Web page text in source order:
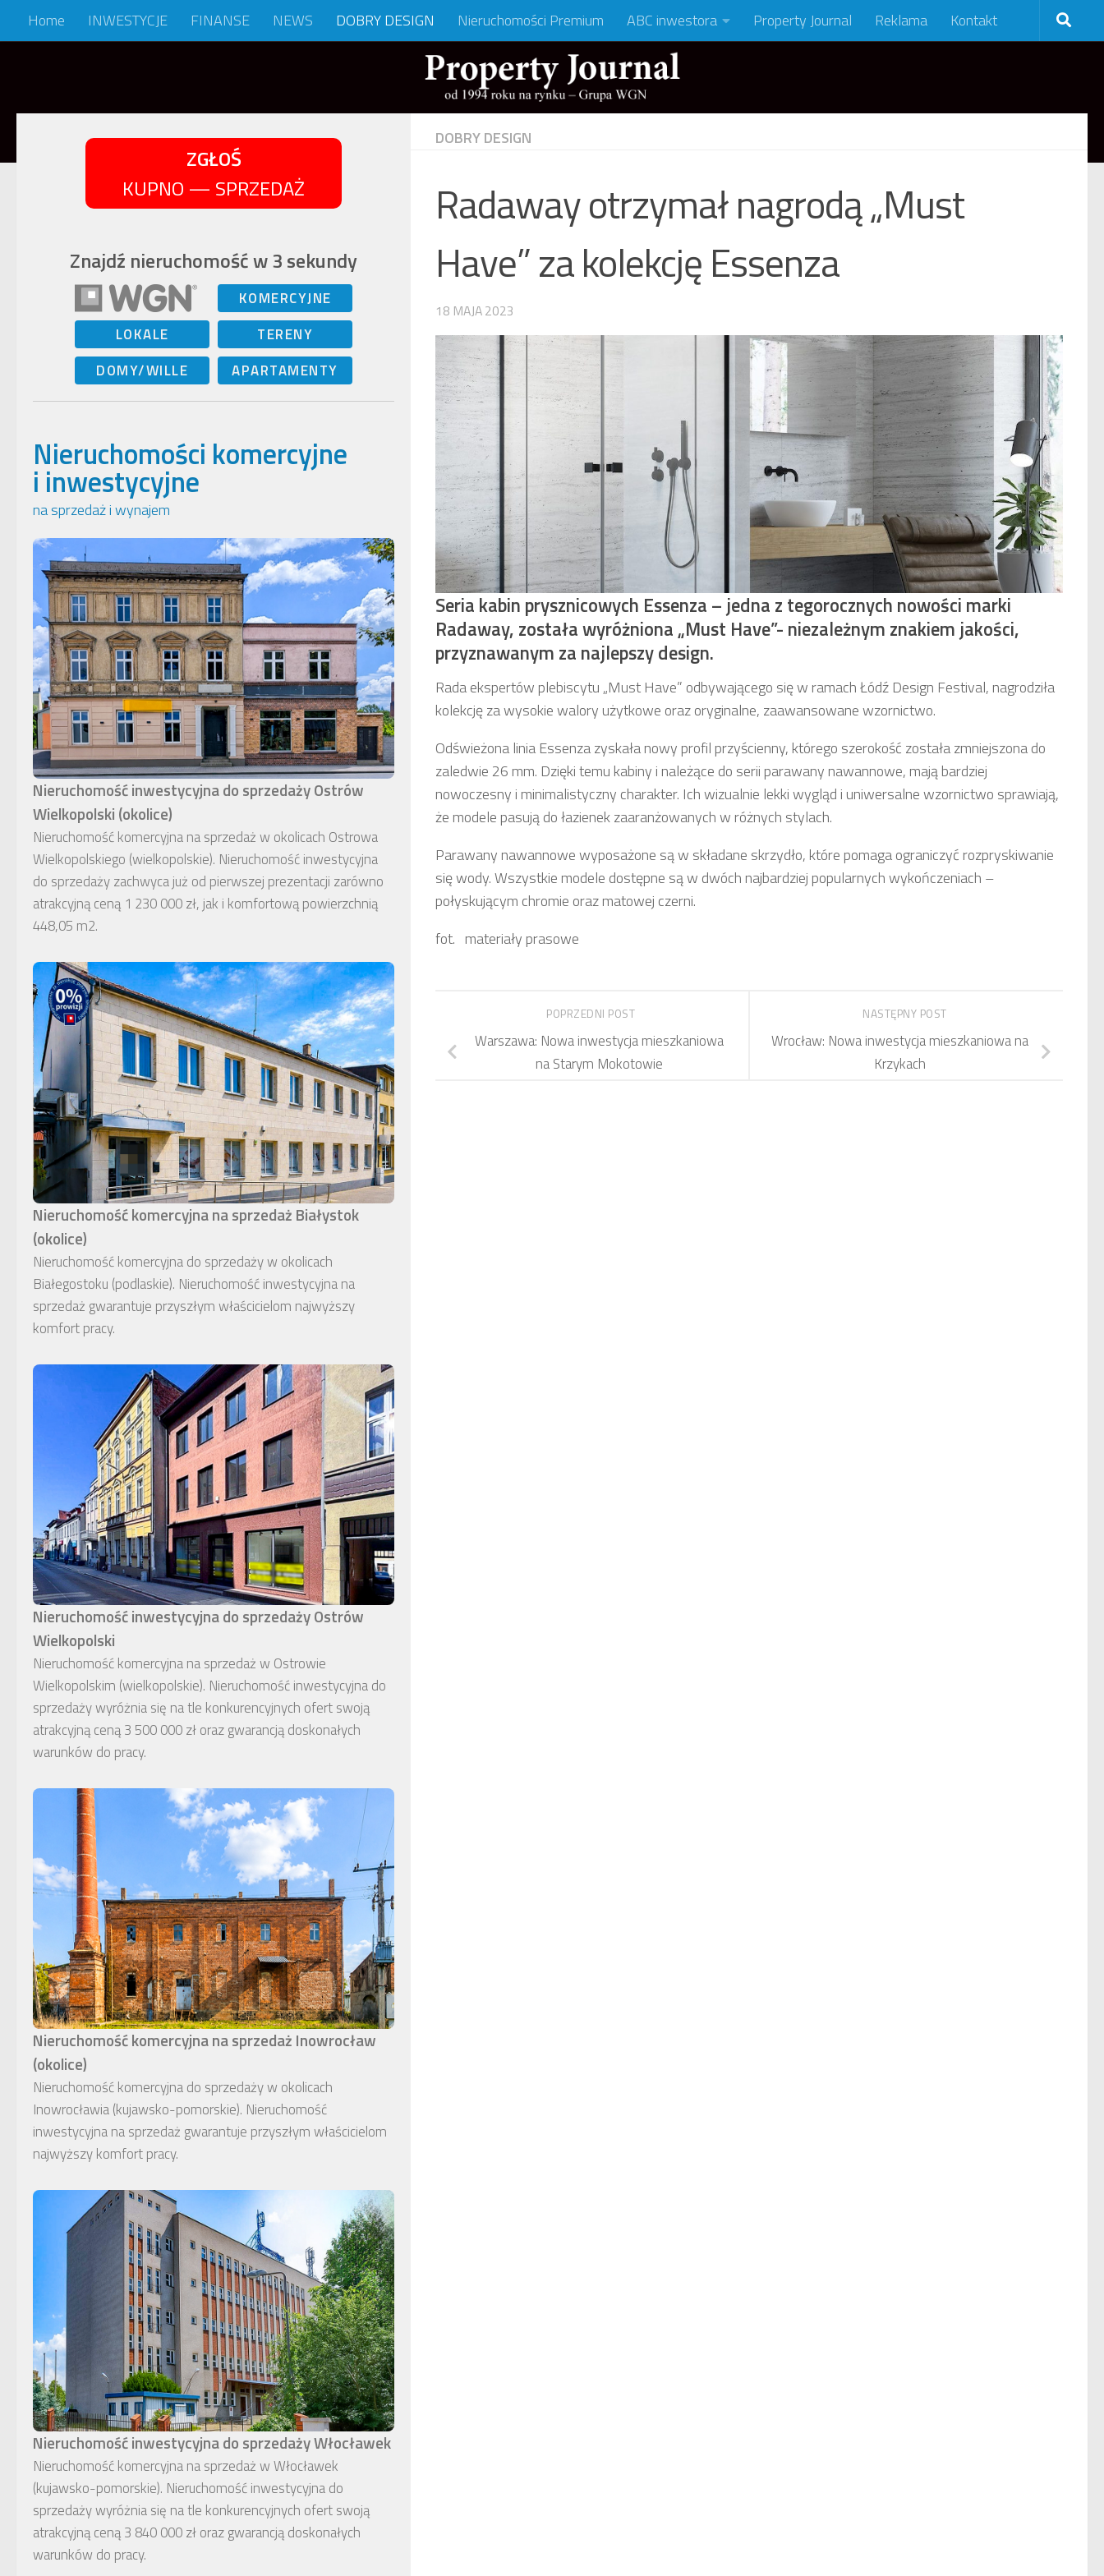
Skip to content
Home INWESTYCJE FINANSE NEWS DOBRY DESIGN Nieruchomości Premium ABC inwestora Property Journal Reklama Kontakt
DOBRY DESIGN
Radaway otrzymał nagrodą „Must
Have” za kolekcję Essenza
18 MAJA 2023
Seria kabin prysznicowych Essenza – jedna z tegorocznych nowości marki
Radaway, została wyróżniona „Must Have”- niezależnym znakiem jakości,
przyznawanym za najlepszy design.
Rada ekspertów plebiscytu „Must Have” odbywającego się w ramach Łódź Design Festival, nagrodziła
kolekcję za wysokie walory użytkowe oraz oryginalne, zaawansowane wzornictwo.
Odświeżona linia Essenza zyskała nowy profil przyścienny, którego szerokość została zmniejszona do
zaledwie 26 mm. Dzięki temu kabiny i należące do serii parawany nawannowe, mają bardziej
nowoczesny i minimalistyczny charakter. Ich wizualnie lekki wygląd i uniwersalne wzornictwo sprawiają,
że modele pasują do łazienek zaaranżowanych w różnych stylach.
Parawany nawannowe wyposażone są w składane skrzydło, które pomaga ograniczyć rozpryskiwanie
się wody. Wszystkie modele dostępne są w dwóch najbardziej popularnych wykończeniach –
połyskującym chromie oraz matowej czerni.
fot. materiały prasowe
NASTĘPNY POST
Wrocław: Nowa inwestycja mieszkaniowa na
Krzykach
POPRZEDNI POST
Warszawa: Nowa inwestycja mieszkaniowa
na Starym Mokotowie
ZGŁOŚ
KUPNO — SPRZEDAŻ
Znajdź nieruchomość w 3 sekundy
KOMERCYJNE
LOKALE
TERENY
DOMY/WILLE
APARTAMENTY
Nieruchomości komercyjne
i inwestycyjne
na sprzedaż i wynajem
Nieruchomość inwestycyjna do sprzedaży Ostrów
Wielkopolski (okolice)
Nieruchomość komercyjna na sprzedaż w okolicach Ostrowa
Wielkopolskiego (wielkopolskie). Nieruchomość inwestycyjna
do sprzedaży zachwyca już od pierwszej prezentacji zarówno
atrakcyjną ceną 1 230 000 zł, jak i komfortową powierzchnią
448,05 m2.
Nieruchomość komercyjna na sprzedaż Białystok
(okolice)
Nieruchomość komercyjna do sprzedaży w okolicach
Białegostoku (podlaskie). Nieruchomość inwestycyjna na
sprzedaż gwarantuje przyszłym właścicielom najwyższy
komfort pracy.
Nieruchomość inwestycyjna do sprzedaży Ostrów
Wielkopolski
Nieruchomość komercyjna na sprzedaż w Ostrowie
Wielkopolskim (wielkopolskie). Nieruchomość inwestycyjna do
sprzedaży wyróżnia się na tle konkurencyjnych ofert swoją
atrakcyjną ceną 3 500 000 zł oraz gwarancją doskonałych
warunków do pracy.
Nieruchomość komercyjna na sprzedaż Inowrocław
(okolice)
Nieruchomość komercyjna do sprzedaży w okolicach
Inowrocławia (kujawsko-pomorskie). Nieruchomość
inwestycyjna na sprzedaż gwarantuje przyszłym właścicielom
najwyższy komfort pracy.
Nieruchomość inwestycyjna do sprzedaży Włocławek
Nieruchomość komercyjna na sprzedaż w Włocławek
(kujawsko-pomorskie). Nieruchomość inwestycyjna do
sprzedaży wyróżnia się na tle konkurencyjnych ofert swoją
atrakcyjną ceną 3 840 000 zł oraz gwarancją doskonałych
warunków do pracy.